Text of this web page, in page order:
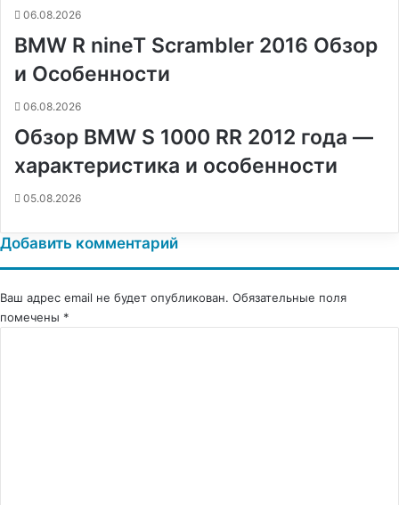
06.08.2026
BMW R nineT Scrambler 2016 Обзор
и Особенности
06.08.2026
Обзор BMW S 1000 RR 2012 года —
характеристика и особенности
05.08.2026
Добавить комментарий
Ваш адрес email не будет опубликован. Обязательные поля
помечены *